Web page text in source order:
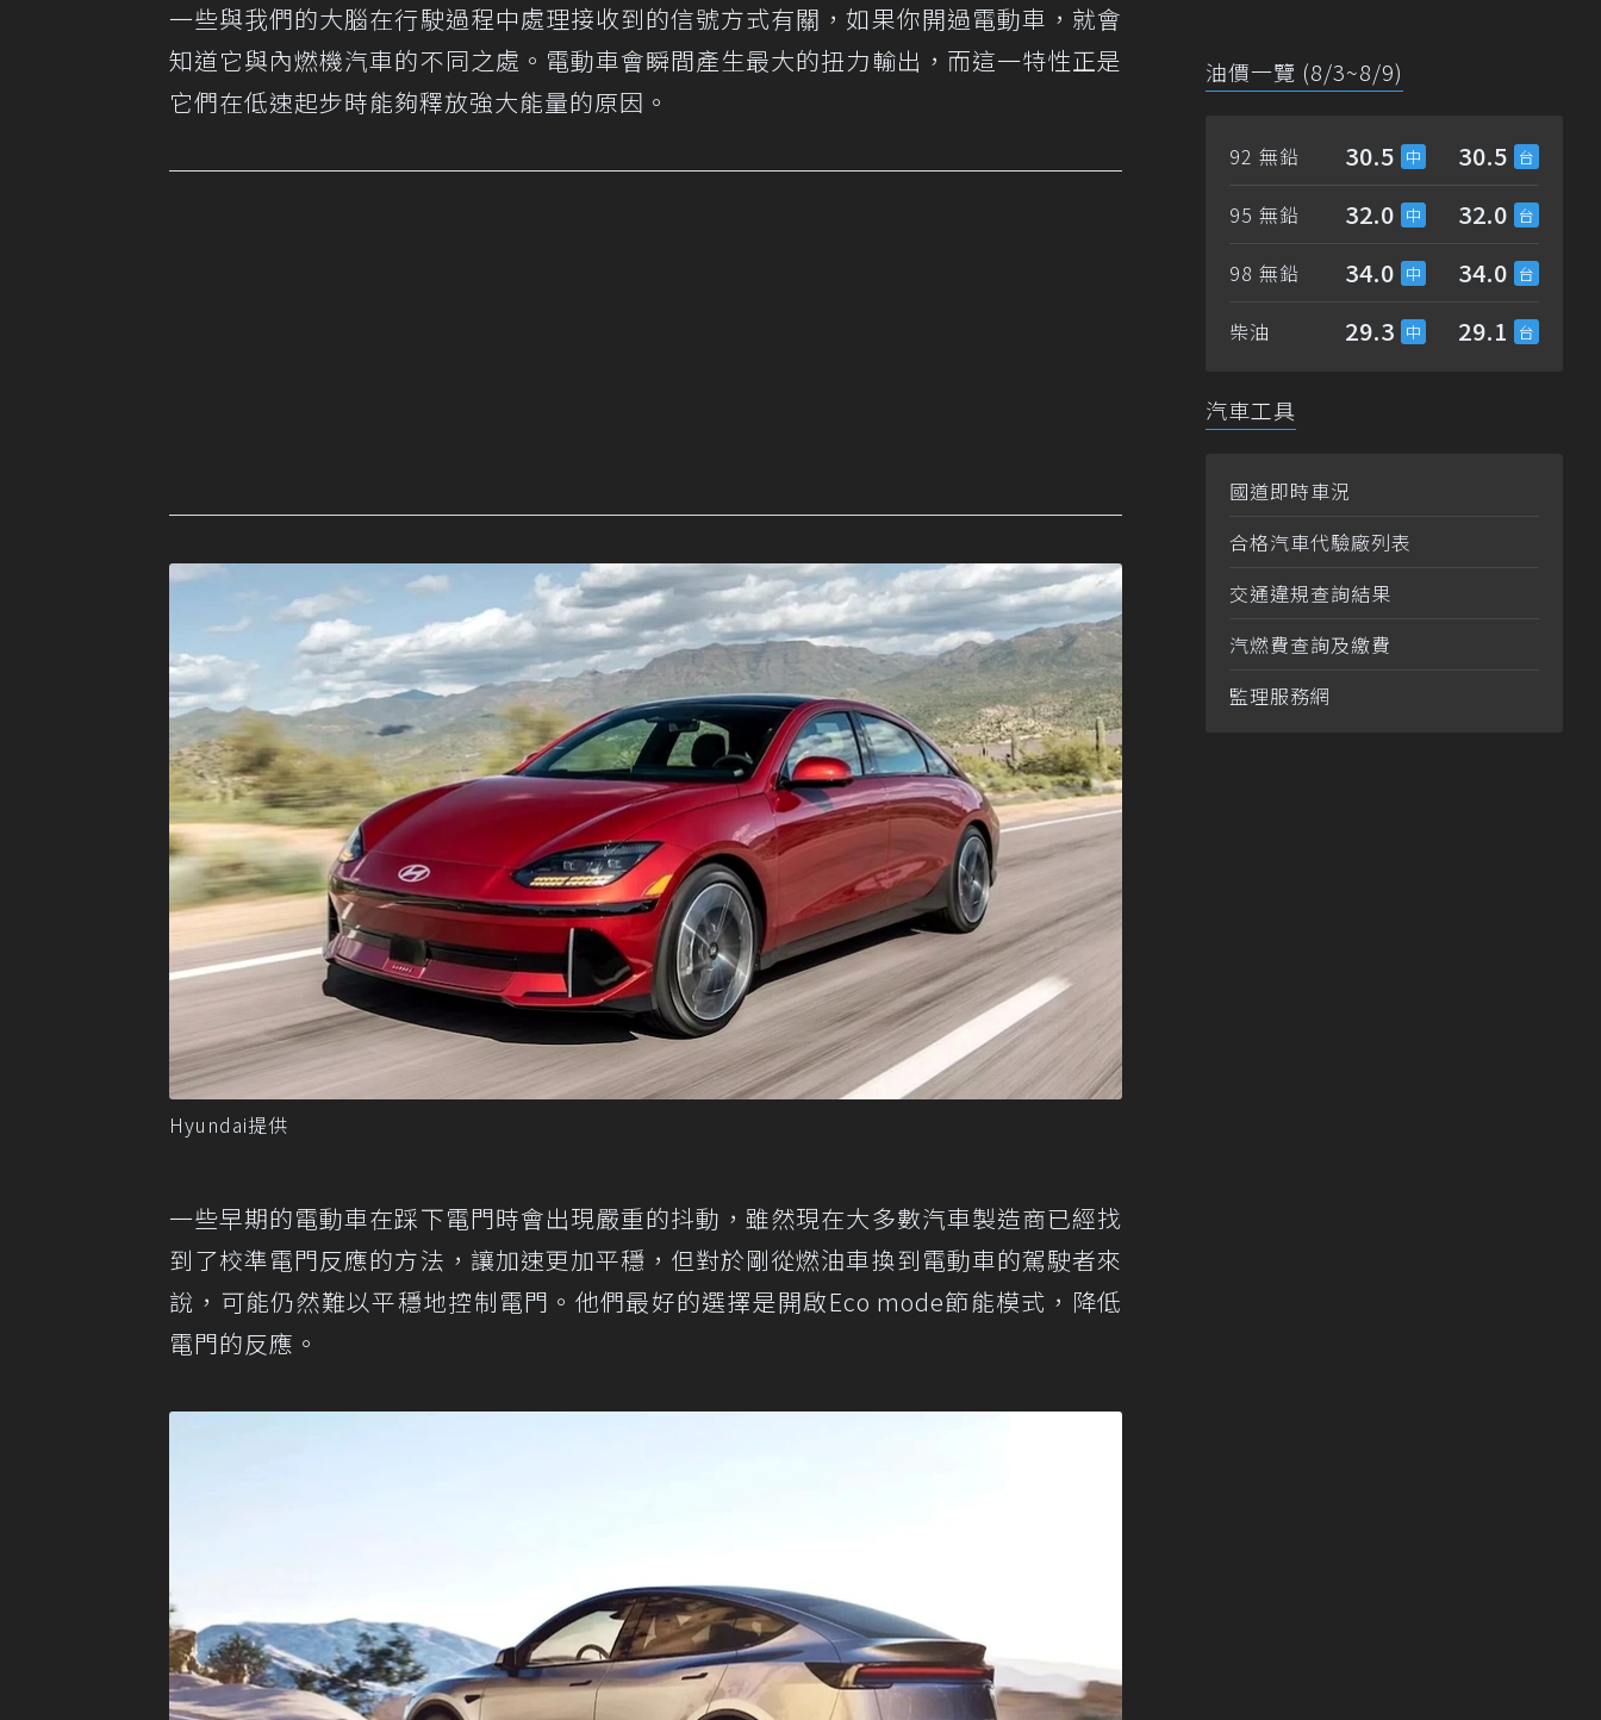
一些與我們的大腦在行駛過程中處理接收到的信號方式有關，如果你開過電動車，就會
知道它與內燃機汽車的不同之處。電動車會瞬間產生最大的扭力輸出，而這一特性正是
它們在低速起步時能夠釋放強大能量的原因。
Hyundai提供
一些早期的電動車在踩下電門時會出現嚴重的抖動，雖然現在大多數汽車製造商已經找
到了校準電門反應的方法，讓加速更加平穩，但對於剛從燃油車換到電動車的駕駛者來
說，可能仍然難以平穩地控制電門。他們最好的選擇是開啟Eco mode節能模式，降低
電門的反應。
油價一覽 (8/3~8/9)
92 無鉛 30.5 30.5
95 無鉛 32.0 32.0
98 無鉛 34.0 34.0
柴油 29.3 29.1
汽車工具
國道即時車況
合格汽車代驗廠列表
交通違規查詢結果
汽燃費查詢及繳費
監理服務網